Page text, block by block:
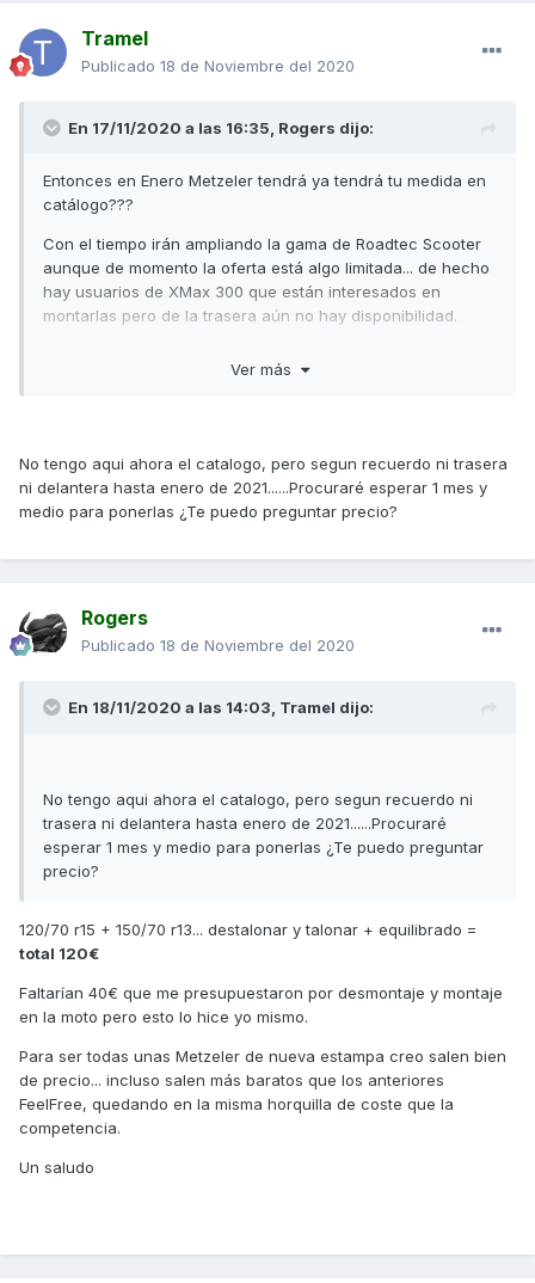
Tramel
Publicado 18 de Noviembre del 2020
En 17/11/2020 a las 16:35, Rogers dijo:
Entonces en Enero Metzeler tendrá ya tendrá tu medida en
catálogo???
Con el tiempo irán ampliando la gama de Roadtec Scooter
aunque de momento la oferta está algo limitada... de hecho
hay usuarios de XMax 300 que están interesados en
montarlas pero de la trasera aún no hay disponibilidad.
Ver más
No tengo aqui ahora el catalogo, pero segun recuerdo ni trasera
ni delantera hasta enero de 2021......Procuraré esperar 1 mes y
medio para ponerlas ¿Te puedo preguntar precio?
Rogers
Publicado 18 de Noviembre del 2020
En 18/11/2020 a las 14:03, Tramel dijo:
No tengo aqui ahora el catalogo, pero segun recuerdo ni
trasera ni delantera hasta enero de 2021......Procuraré
esperar 1 mes y medio para ponerlas ¿Te puedo preguntar
precio?
120/70 r15 + 150/70 r13... destalonar y talonar + equilibrado =
total 120€
Faltarían 40€ que me presupuestaron por desmontaje y montaje
en la moto pero esto lo hice yo mismo.
Para ser todas unas Metzeler de nueva estampa creo salen bien
de precio... incluso salen más baratos que los anteriores
FeelFree, quedando en la misma horquilla de coste que la
competencia.
Un saludo